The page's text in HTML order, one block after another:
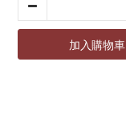
加入購物車